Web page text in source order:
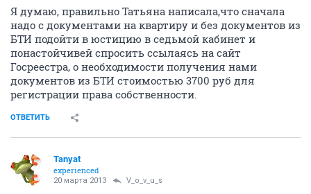
Я думаю, правильно Татьяна написала,что сначала
надо с документами на квартиру и без документов из
БТИ подойти в юстицию в седьмой кабинет и
понастойчивей спросить ссылаясь на сайт
Госреестра, о необходимости получения нами
документов из БТИ стоимостью 3700 руб для
регистрации права собственности.
ОТВЕТИТЬ
Tanyat
experienced
20 марта 2013 V_o_v_u_s